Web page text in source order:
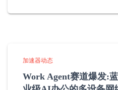
加速器动态
Work Agent赛道爆发: